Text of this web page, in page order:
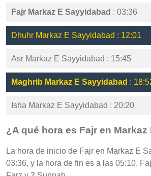
Fajr Markaz E Sayyidabad : 03:36
Dhuhr Markaz E Sayyidabad : 12:01
Asr Markaz E Sayyidabad : 15:45
Maghrib Markaz E Sayyidabad :
Isha Markaz E Sayyidabad : 20:20
¿A qué hora es Fajr en
La hora de inicio de Fajr en Markaz E
03:36, y la hora de fin es a las 05:10.